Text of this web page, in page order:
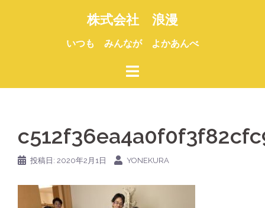
へ
株式会社 浪漫
いつも みんなが よかあんべ
投稿日: 2020年2月1日 YONEKURA